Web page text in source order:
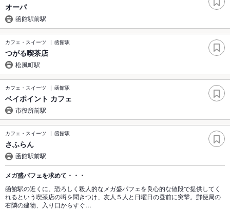
オーパ
函館駅前駅
カフェ・スイーツ 函館駅
つがる喫茶店
松風町駅
カフェ・スイーツ 函館駅
ベイポイント カフェ
市役所前駅
カフェ・スイーツ 函館駅
さふらん
函館駅前駅
メガ盛パフェを求めて・・・
函館駅の近くに、恐ろしく殺人的なメガ盛パフェを良心的な値段で提供してく
れるという喫茶店の噂を聞きつけ、友人５人と日曜日の昼前に突撃。郵便局の
右隣の建物、入り口からすぐ…